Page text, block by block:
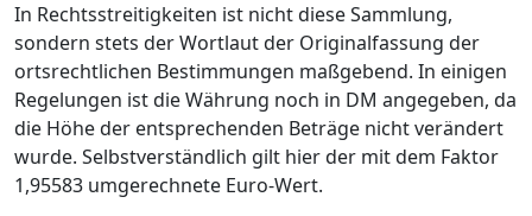
In Rechtsstreitigkeiten ist nicht diese Sammlung,
sondern stets der Wortlaut der Originalfassung der
ortsrechtlichen Bestimmungen maßgebend. In einigen
Regelungen ist die Währung noch in DM angegeben, da
die Höhe der entsprechenden Beträge nicht verändert
wurde. Selbstverständlich gilt hier der mit dem Faktor
1,95583 umgerechnete Euro-Wert.